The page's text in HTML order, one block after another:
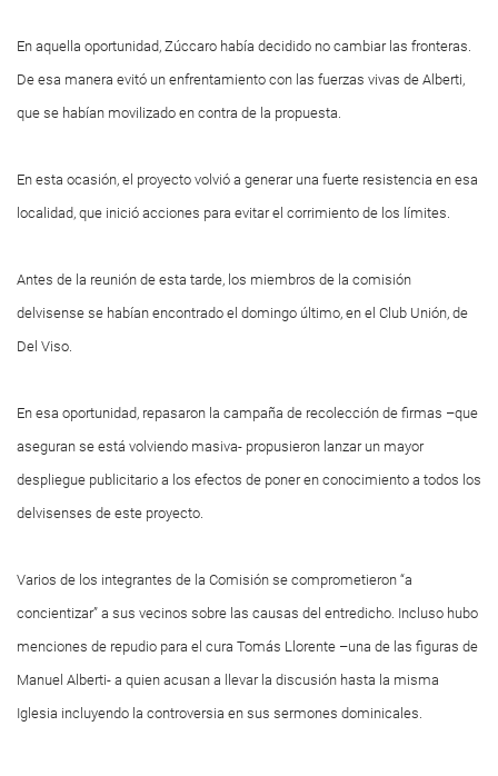
En aquella oportunidad, Zúccaro había decidido no cambiar las fronteras.
De esa manera evitó un enfrentamiento con las fuerzas vivas de Alberti,
que se habían movilizado en contra de la propuesta.
En esta ocasión, el proyecto volvió a generar una fuerte resistencia en esa
localidad, que inició acciones para evitar el corrimiento de los límites.
Antes de la reunión de esta tarde, los miembros de la comisión
delvisense se habían encontrado el domingo último, en el Club Unión, de
Del Viso.
En esa oportunidad, repasaron la campaña de recolección de firmas –que
aseguran se está volviendo masiva- propusieron lanzar un mayor
despliegue publicitario a los efectos de poner en conocimiento a todos los
delvisenses de este proyecto.
Varios de los integrantes de la Comisión se comprometieron “a
concientizar” a sus vecinos sobre las causas del entredicho. Incluso hubo
menciones de repudio para el cura Tomás Llorente –una de las figuras de
Manuel Alberti- a quien acusan a llevar la discusión hasta la misma
Iglesia incluyendo la controversia en sus sermones dominicales.